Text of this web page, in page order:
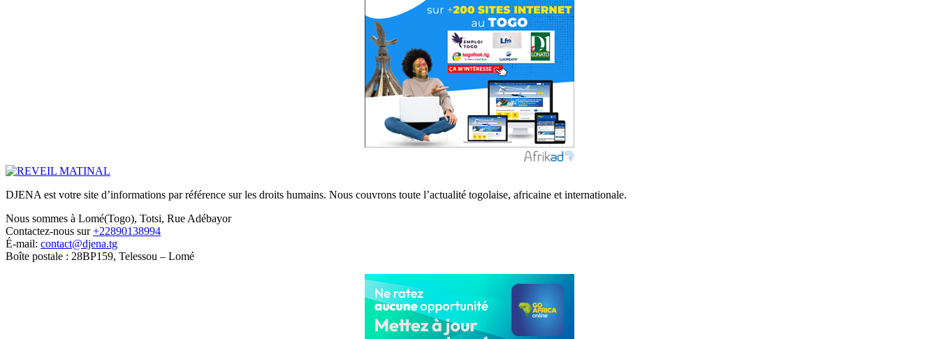
DJENA est votre site d’informations par référence sur les droits humains. Nous couvrons toute l’actualité togolaise, africaine et internationale.
Nous sommes à Lomé(Togo), Totsi, Rue Adébayor
Contactez-nous sur+22890138994
É-mail: contact@djena.tg
Boîte postale : 28BP159, Telessou – Lomé